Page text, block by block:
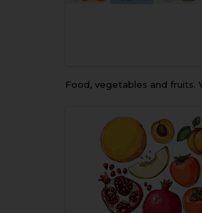
Food, vegetables and fruits. Vector illustrations: dishes, kiwi, broccoli, pumpkin, eggplant, avocado, pear, tomato, teapot, still life on the table, etc. Drawings for